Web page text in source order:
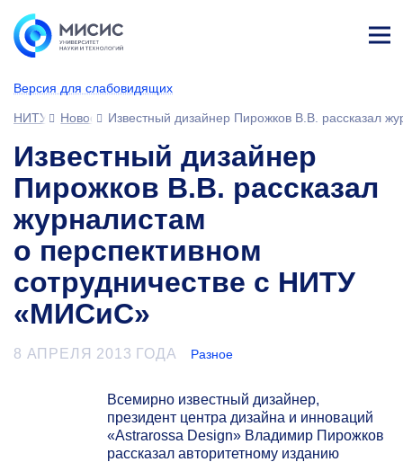
Версия для слабовидящих
ине
НИТУ МИСИС
НовостиИзвестный дизайнер Пирожков В.В. рассказал
Известный дизайнер
Пирожков В.В. рассказал
журналистам
о перспективном
сотрудничестве с НИТУ
«МИСиС»
8 АПРЕЛЯ 2013 ГОДА Разное
Всемирно известный дизайнер,
президент центра дизайна и инноваций
«Astrarossa Design» Владимир Пирожков
рассказал авторитетному изданию